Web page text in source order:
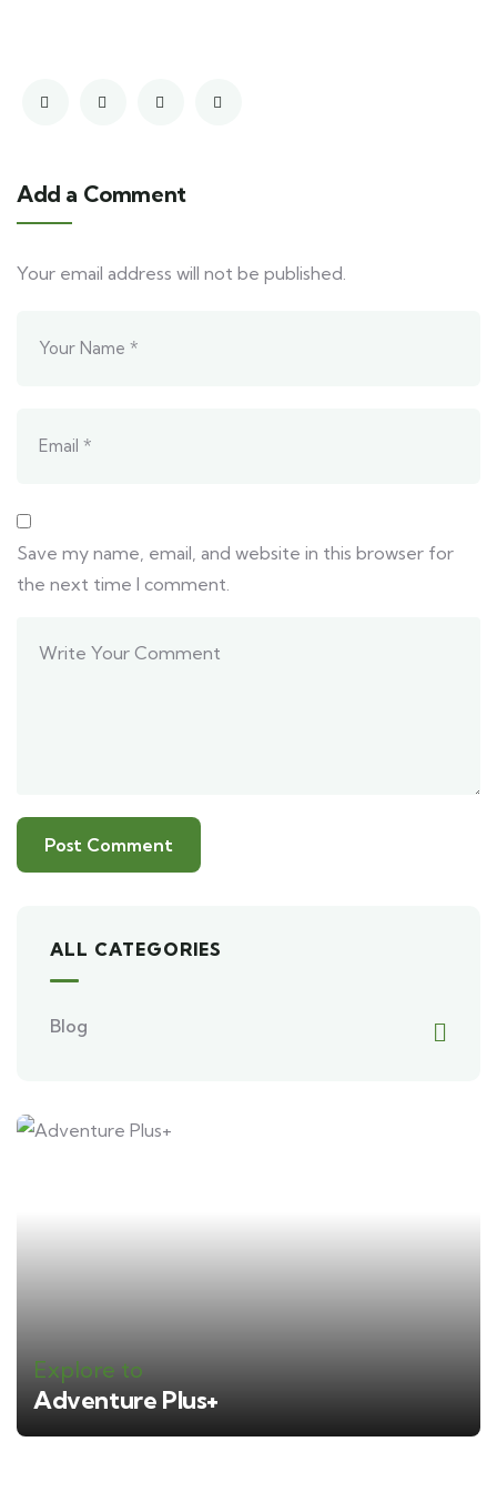
Add a Comment
Your email address will not be published.
Save my name, email, and website in this browser for
the next time I comment.
ALL CATEGORIES
Blog
Explore to
Adventure Plus+